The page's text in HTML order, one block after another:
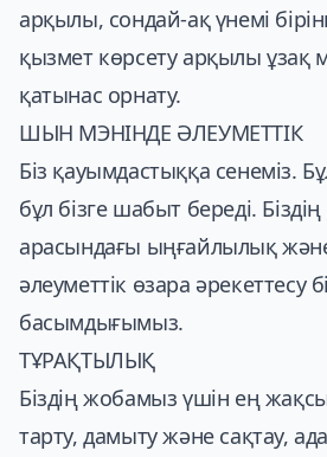
арқылы, сондай-ақ үнемі
қызмет көрсету арқылы ұзақ
қатынас орнату.
ШЫН МЭНІНДЕ ӘЛЕУМЕТТІК
Біз қауымдастыққа сенеміз.
бұл бізге шабыт береді.
арасындағы ыңғайлылық
әлеуметтік өзара әрекеттесу
басымдығымыз.
ТҰРАҚТЫЛЫҚ
Біздің жобамыз үшін ең
тарту, дамыту және сақтау,